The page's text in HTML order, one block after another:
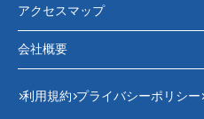
アクセスマップ
会社概要
利用規約 プライバシーポリシー